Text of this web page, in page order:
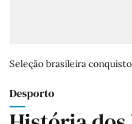
Seleção brasileira
Desporto